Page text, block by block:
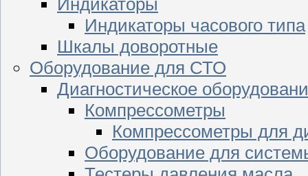
Индикаторы часового типа
Шкалы доворотные
Оборудование для СТО
Диагностическое
Компрессометры
Компрессометры для
Оборудование для